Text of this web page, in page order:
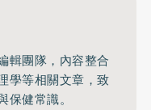
輯團隊，內容整合
學等相關文章，致
健常識。